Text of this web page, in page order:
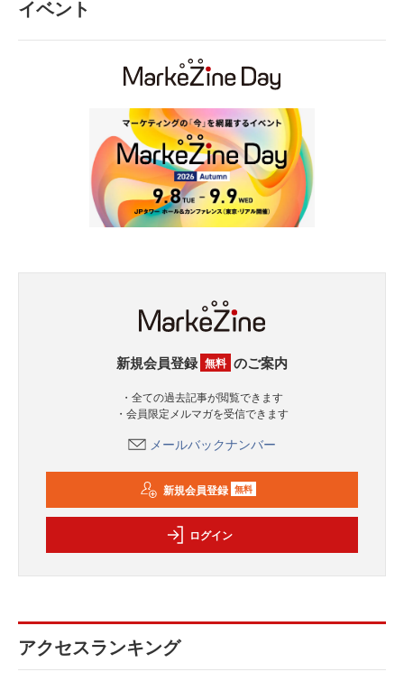
イベント
新規会員登録 無料 のご案内
・全ての過去記事が閲覧できます
・会員限定メルマガを受信できます
メールバックナンバー
新規会員登録 無料
ログイン
アクセスランキング